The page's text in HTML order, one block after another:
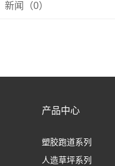
新闻（0）
产品中心
塑胶跑道系列
人造草坪系列